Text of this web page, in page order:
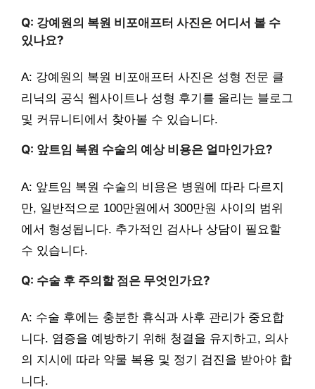
Q: 강예원의 복원 비포애프터 사진은 어디서 볼 수
있나요?
A: 강예원의 복원 비포애프터 사진은 성형 전문 클
리닉의 공식 웹사이트나 성형 후기를 올리는 블로그
및 커뮤니티에서 찾아볼 수 있습니다.
Q: 앞트임 복원 수술의 예상 비용은 얼마인가요?
A: 앞트임 복원 수술의 비용은 병원에 따라 다르지
만, 일반적으로 100만원에서 300만원 사이의 범위
에서 형성됩니다. 추가적인 검사나 상담이 필요할
수 있습니다.
Q: 수술 후 주의할 점은 무엇인가요?
A: 수술 후에는 충분한 휴식과 사후 관리가 중요합
니다. 염증을 예방하기 위해 청결을 유지하고, 의사
의 지시에 따라 약물 복용 및 정기 검진을 받아야 합
니다.